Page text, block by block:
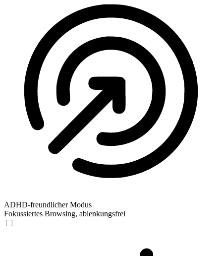
ADHD-freundlicher Modus
Fokussiertes Browsing, ablenkungsfrei